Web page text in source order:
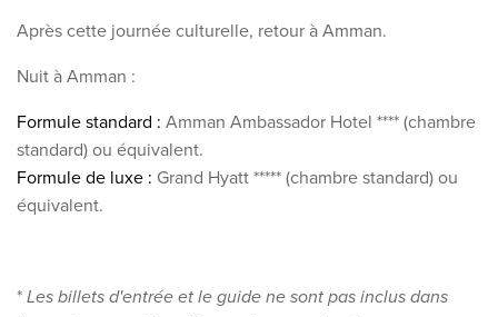
Après cette journée culturelle, retour à Amman.
Nuit à Amman :
Formule standard : Amman Ambassador Hotel **** (chambre
standard) ou équivalent.
Formule de luxe : Grand Hyatt ***** (chambre standard) ou
équivalent.
*Les billets d'entrée et le guide ne sont pas inclus dans